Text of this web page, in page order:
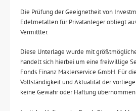
Die Prüfung der Geeignetheit von
Edelmetallen für Privatanleger obliegt
Vermittler.
Diese Unterlage wurde mit
handelt sich hierbei um eine freiwillige
Fonds Finanz Maklerservice GmbH. Für
Vollständigkeit und Aktualität der
keine Gewähr oder Haftung